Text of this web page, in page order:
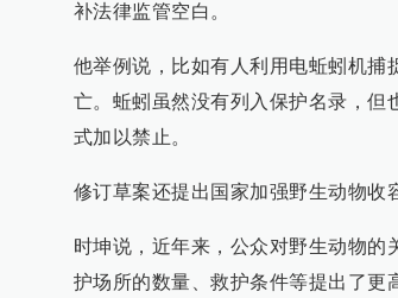
补法律监管空白。
他举例说，比如有人利用电蚯蚓机捕
亡。蚯蚓虽然没有列入保护名录，但
式加以禁止。
修订草案还提出国家加强野生动物收
时坤说，近年来，公众对野生动物的
护场所的数量、救护条件等提出了更